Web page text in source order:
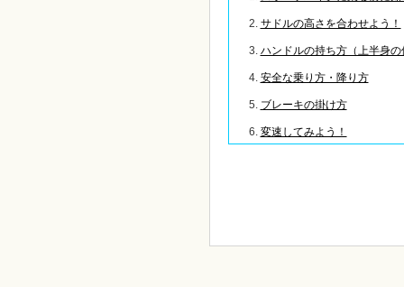
サドルの高さを合わせよう！
ハンドルの持ち方（上半身の
安全な乗り方・降り方
ブレーキの掛け方
変速してみよう！